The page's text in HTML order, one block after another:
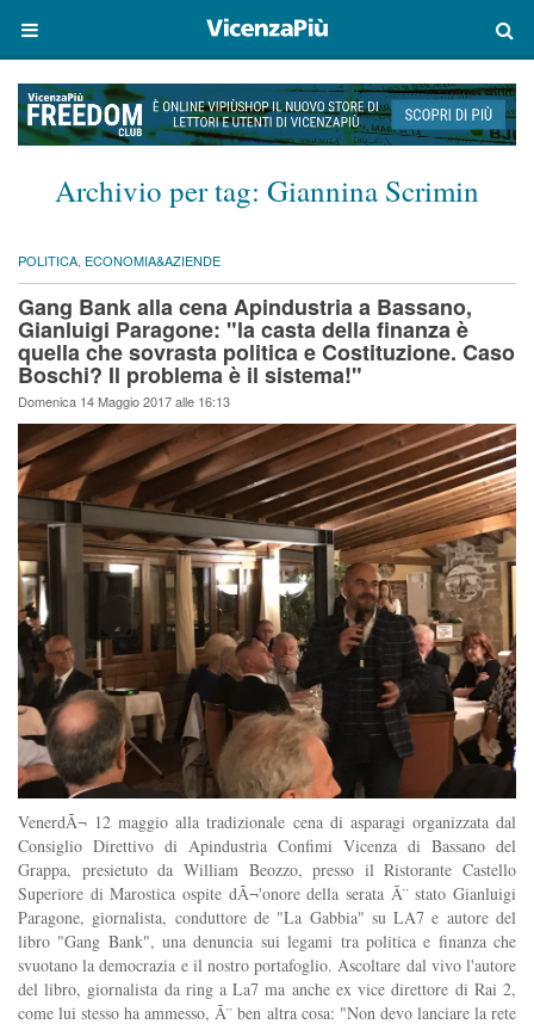
Archivio per tag: Giannina Scrimin
POLITICA, ECONOMIA&AZIENDE
Gang Bank alla cena Apindustria a Bassano,
Gianluigi Paragone: "la casta della finanza è
quella che sovrasta politica e Costituzione. Caso
Boschi? Il problema è il sistema!"
Domenica 14 Maggio 2017 alle 16:13
VenerdÃ¬ 12 maggio alla tradizionale cena di asparagi organizzata dal
Consiglio Direttivo di Apindustria Confimi Vicenza di Bassano del
Grappa, presietuto da William Beozzo, presso il Ristorante Castello
Superiore di Marostica ospite dÃ¬'onore della serata Ã¨ stato Gianluigi
Paragone, giornalista, conduttore de "La Gabbia" su LA7 e autore del
libro "Gang Bank", una denuncia sui legami tra politica e finanza che
svuotano la democrazia e il nostro portafoglio. Ascoltare dal vivo l'autore
del libro, giornalista da ring a La7 ma anche ex vice direttore di Rai 2,
come lui stesso ha ammesso, Ã¨ ben altra cosa: "Non devo lanciare la rete